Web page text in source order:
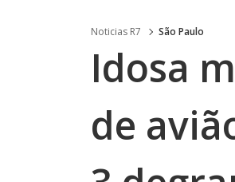
Noticias R7 São Paulo
Idosa
de